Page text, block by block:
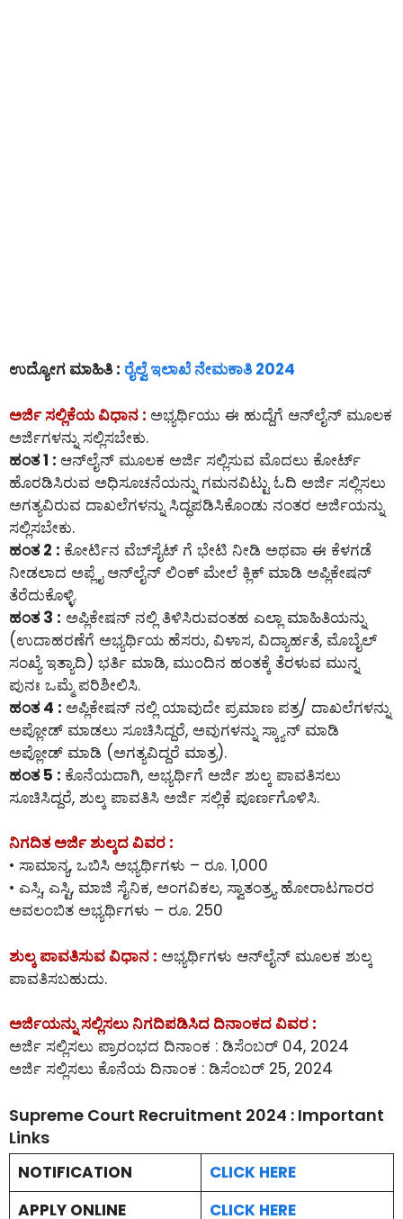
ಉದ್ಯೋಗ ಮಾಹಿತಿ : ರೈಲ್ವೆ ಇಲಾಖೆ ನೇಮಕಾತಿ 2024
ಅರ್ಜಿ ಸಲ್ಲಿಕೆಯ ವಿಧಾನ : ಅಭ್ಯರ್ಥಿಯು ಈ ಹುದ್ದೆಗೆ ಆನ್‌ಲೈನ್‌ ಮೂಲಕ
ಅರ್ಜಿಗಳನ್ನು ಸಲ್ಲಿಸಬೇಕು.
ಹಂತ 1 : ಆನ್‌ಲೈನ್‌ ಮೂಲಕ ಅರ್ಜಿ ಸಲ್ಲಿಸುವ ಮೊದಲು ಕೋರ್ಟ್
ಹೊರಡಿಸಿರುವ ಅಧಿಸೂಚನೆಯನ್ನು ಗಮನವಿಟ್ಟು ಓದಿ ಅರ್ಜಿ ಸಲ್ಲಿಸಲು
ಅಗತ್ಯವಿರುವ ದಾಖಲೆಗಳನ್ನು ಸಿದ್ಧಪಡಿಸಿಕೊಂಡು ನಂತರ ಅರ್ಜಿಯನ್ನು
ಸಲ್ಲಿಸಬೇಕು.
ಹಂತ 2 : ಕೋರ್ಟಿನ ವೆಬ್‌ಸೈಟ್ ಗೆ ಭೇಟಿ ನೀಡಿ ಅಥವಾ ಈ ಕೆಳಗಡೆ
ನೀಡಲಾದ ಅಪ್ಲೈ ಆನ್‌ಲೈನ್‌ ಲಿಂಕ್ ಮೇಲೆ ಕ್ಲಿಕ್ ಮಾಡಿ ಅಪ್ಲಿಕೇಷನ್
ತೆರೆದುಕೊಳ್ಳಿ.
ಹಂತ 3 : ಅಪ್ಲಿಕೇಷನ್ ನಲ್ಲಿ ತಿಳಿಸಿರುವಂತಹ ಎಲ್ಲಾ ಮಾಹಿತಿಯನ್ನು
(ಉದಾಹರಣೆಗೆ ಅಭ್ಯರ್ಥಿಯ ಹೆಸರು, ವಿಳಾಸ, ವಿದ್ಯಾರ್ಹತೆ, ಮೊಬೈಲ್
ಸಂಖ್ಯೆ ಇತ್ಯಾದಿ) ಭರ್ತಿ ಮಾಡಿ, ಮುಂದಿನ ಹಂತಕ್ಕೆ ತೆರಳುವ ಮುನ್ನ
ಪುನಃ ಒಮ್ಮೆ ಪರಿಶೀಲಿಸಿ.
ಹಂತ 4 : ಅಪ್ಲಿಕೇಷನ್ ನಲ್ಲಿ ಯಾವುದೇ ಪ್ರಮಾಣ ಪತ್ರ/ ದಾಖಲೆಗಳನ್ನು
ಅಪ್ಲೋಡ್ ಮಾಡಲು ಸೂಚಿಸಿದ್ದರೆ, ಅವುಗಳನ್ನು ಸ್ಕ್ಯಾನ್ ಮಾಡಿ
ಅಪ್ಲೋಡ್ ಮಾಡಿ (ಅಗತ್ಯವಿದ್ದರೆ ಮಾತ್ರ).
ಹಂತ 5 : ಕೊನೆಯದಾಗಿ, ಅಭ್ಯರ್ಥಿಗೆ ಅರ್ಜಿ ಶುಲ್ಕ ಪಾವತಿಸಲು
ಸೂಚಿಸಿದ್ದರೆ, ಶುಲ್ಕ ಪಾವತಿಸಿ ಅರ್ಜಿ ಸಲ್ಲಿಕೆ ಪೂರ್ಣಗೊಳಿಸಿ.
ನಿಗದಿತ ಅರ್ಜಿ ಶುಲ್ಕದ ವಿವರ :
• ಸಾಮಾನ್ಯ, ಒಬಿಸಿ ಅಭ್ಯರ್ಥಿಗಳು – ರೂ. 1,000
• ಎಸ್ಸಿ, ಎಸ್ಟಿ, ಮಾಜಿ ಸೈನಿಕ, ಅಂಗವಿಕಲ, ಸ್ವಾತಂತ್ರ್ಯ ಹೋರಾಟಗಾರರ
ಅವಲಂಬಿತ ಅಭ್ಯರ್ಥಿಗಳು – ರೂ. 250
ಶುಲ್ಕ ಪಾವತಿಸುವ ವಿಧಾನ : ಅಭ್ಯರ್ಥಿಗಳು ಆನ್‌ಲೈನ್‌ ಮೂಲಕ ಶುಲ್ಕ
ಪಾವತಿಸಬಹುದು.
ಅರ್ಜಿಯನ್ನು ಸಲ್ಲಿಸಲು ನಿಗದಿಪಡಿಸಿದ ದಿನಾಂಕದ ವಿವರ :
ಅರ್ಜಿ ಸಲ್ಲಿಸಲು ಪ್ರಾರಂಭದ ದಿನಾಂಕ : ಡಿಸೆಂಬರ್ 04, 2024
ಅರ್ಜಿ ಸಲ್ಲಿಸಲು ಕೊನೆಯ ದಿನಾಂಕ : ಡಿಸೆಂಬರ್ 25, 2024
Supreme Court Recruitment 2024 : Important
Links
NOTIFICATION
CLICK HERE
APPLY ONLINE
CLICK HERE